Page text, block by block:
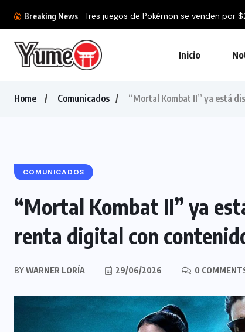
Breaking News
Inicio
Home Comunicados “Mortal Kombat II” ya está
COMUNICADOS
“Mortal Kombat II” ya
renta digital con
BYWARNER LORÍA 29/06/2026 0